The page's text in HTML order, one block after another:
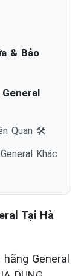
& Bảo
Quan 🛠️
Khác
Tại Hà
General